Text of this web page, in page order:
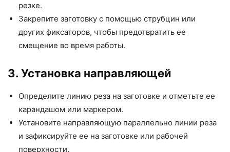
резке.
Закрепите заготовку с помощью струбцин или
других фиксаторов, чтобы предотвратить ее
смещение во время работы.
3. Установка направляющей
Определите линию реза на заготовке и отметьте ее
карандашом или маркером.
Установите направляющую параллельно линии реза
и зафиксируйте ее на заготовке или рабочей
поверхности.